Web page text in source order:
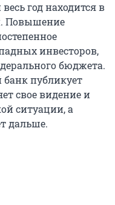
год находится в
Повышение
инвесторов,
бюджета.
публикует
свое видение и
ситуации, а
дальше.